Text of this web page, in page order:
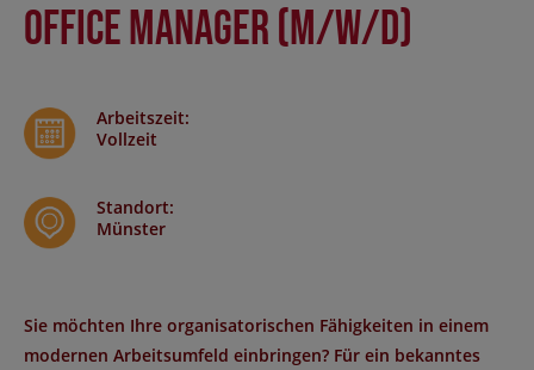
Office Manager (m/w/d)
Arbeitszeit:
Vollzeit
Standort:
Münster
Sie möchten Ihre organisatorischen Fähigkeiten in einem
modernen Arbeitsumfeld einbringen? Für ein bekanntes